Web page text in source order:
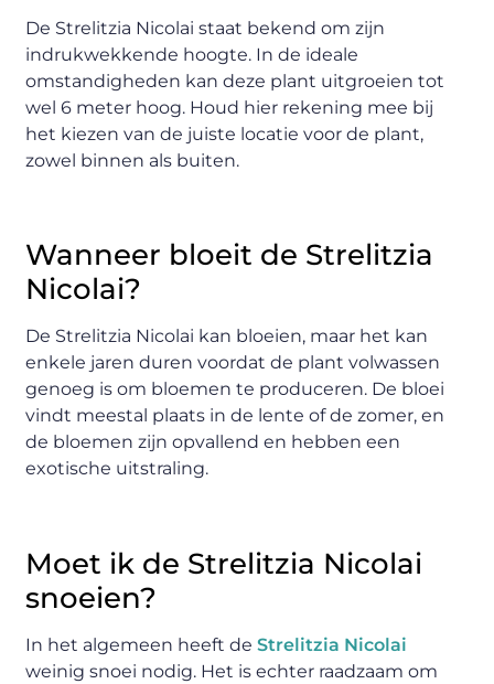
De Strelitzia Nicolai staat bekend om zijn
indrukwekkende hoogte. In de ideale
omstandigheden kan deze plant uitgroeien tot
wel 6 meter hoog. Houd hier rekening mee bij
het kiezen van de juiste locatie voor de plant,
zowel binnen als buiten.
Wanneer bloeit de Strelitzia
Nicolai?
De Strelitzia Nicolai kan bloeien, maar het kan
enkele jaren duren voordat de plant volwassen
genoeg is om bloemen te produceren. De bloei
vindt meestal plaats in de lente of de zomer, en
de bloemen zijn opvallend en hebben een
exotische uitstraling.
Moet ik de Strelitzia Nicolai
snoeien?
In het algemeen heeft deStrelitzia Nicolai
weinig snoei nodig. Het is echter raadzaam om